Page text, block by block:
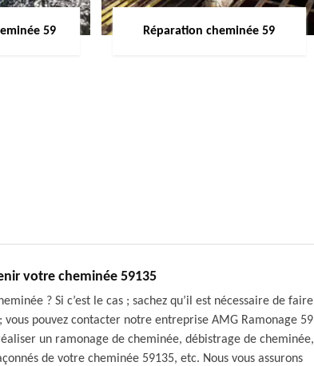
59 Réparation cheminée 59
votre cheminée 59135
? Si c’est le cas ; sachez qu’il est nécessaire de faire
pouvez contacter notre entreprise AMG Ramonage 59
un ramonage de cheminée, débistrage de cheminée,
de votre cheminée 59135, etc. Nous vous assurons